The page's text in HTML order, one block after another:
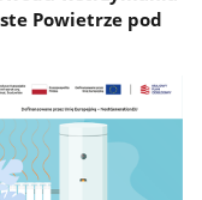
Powietrze pod